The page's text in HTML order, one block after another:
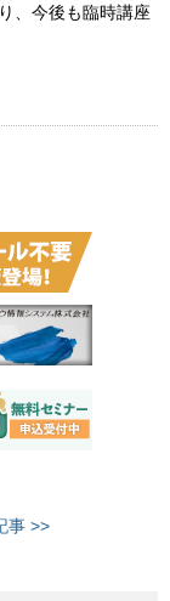
、今後も臨時講座
事 >>